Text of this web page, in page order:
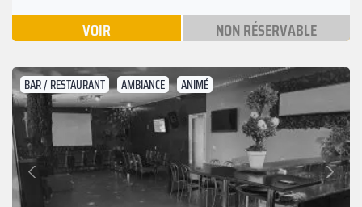
VOIR NON RÉSERVABLE
BAR / RESTAURANT AMBIANCE ANIMÉ
Précédent
Suivant